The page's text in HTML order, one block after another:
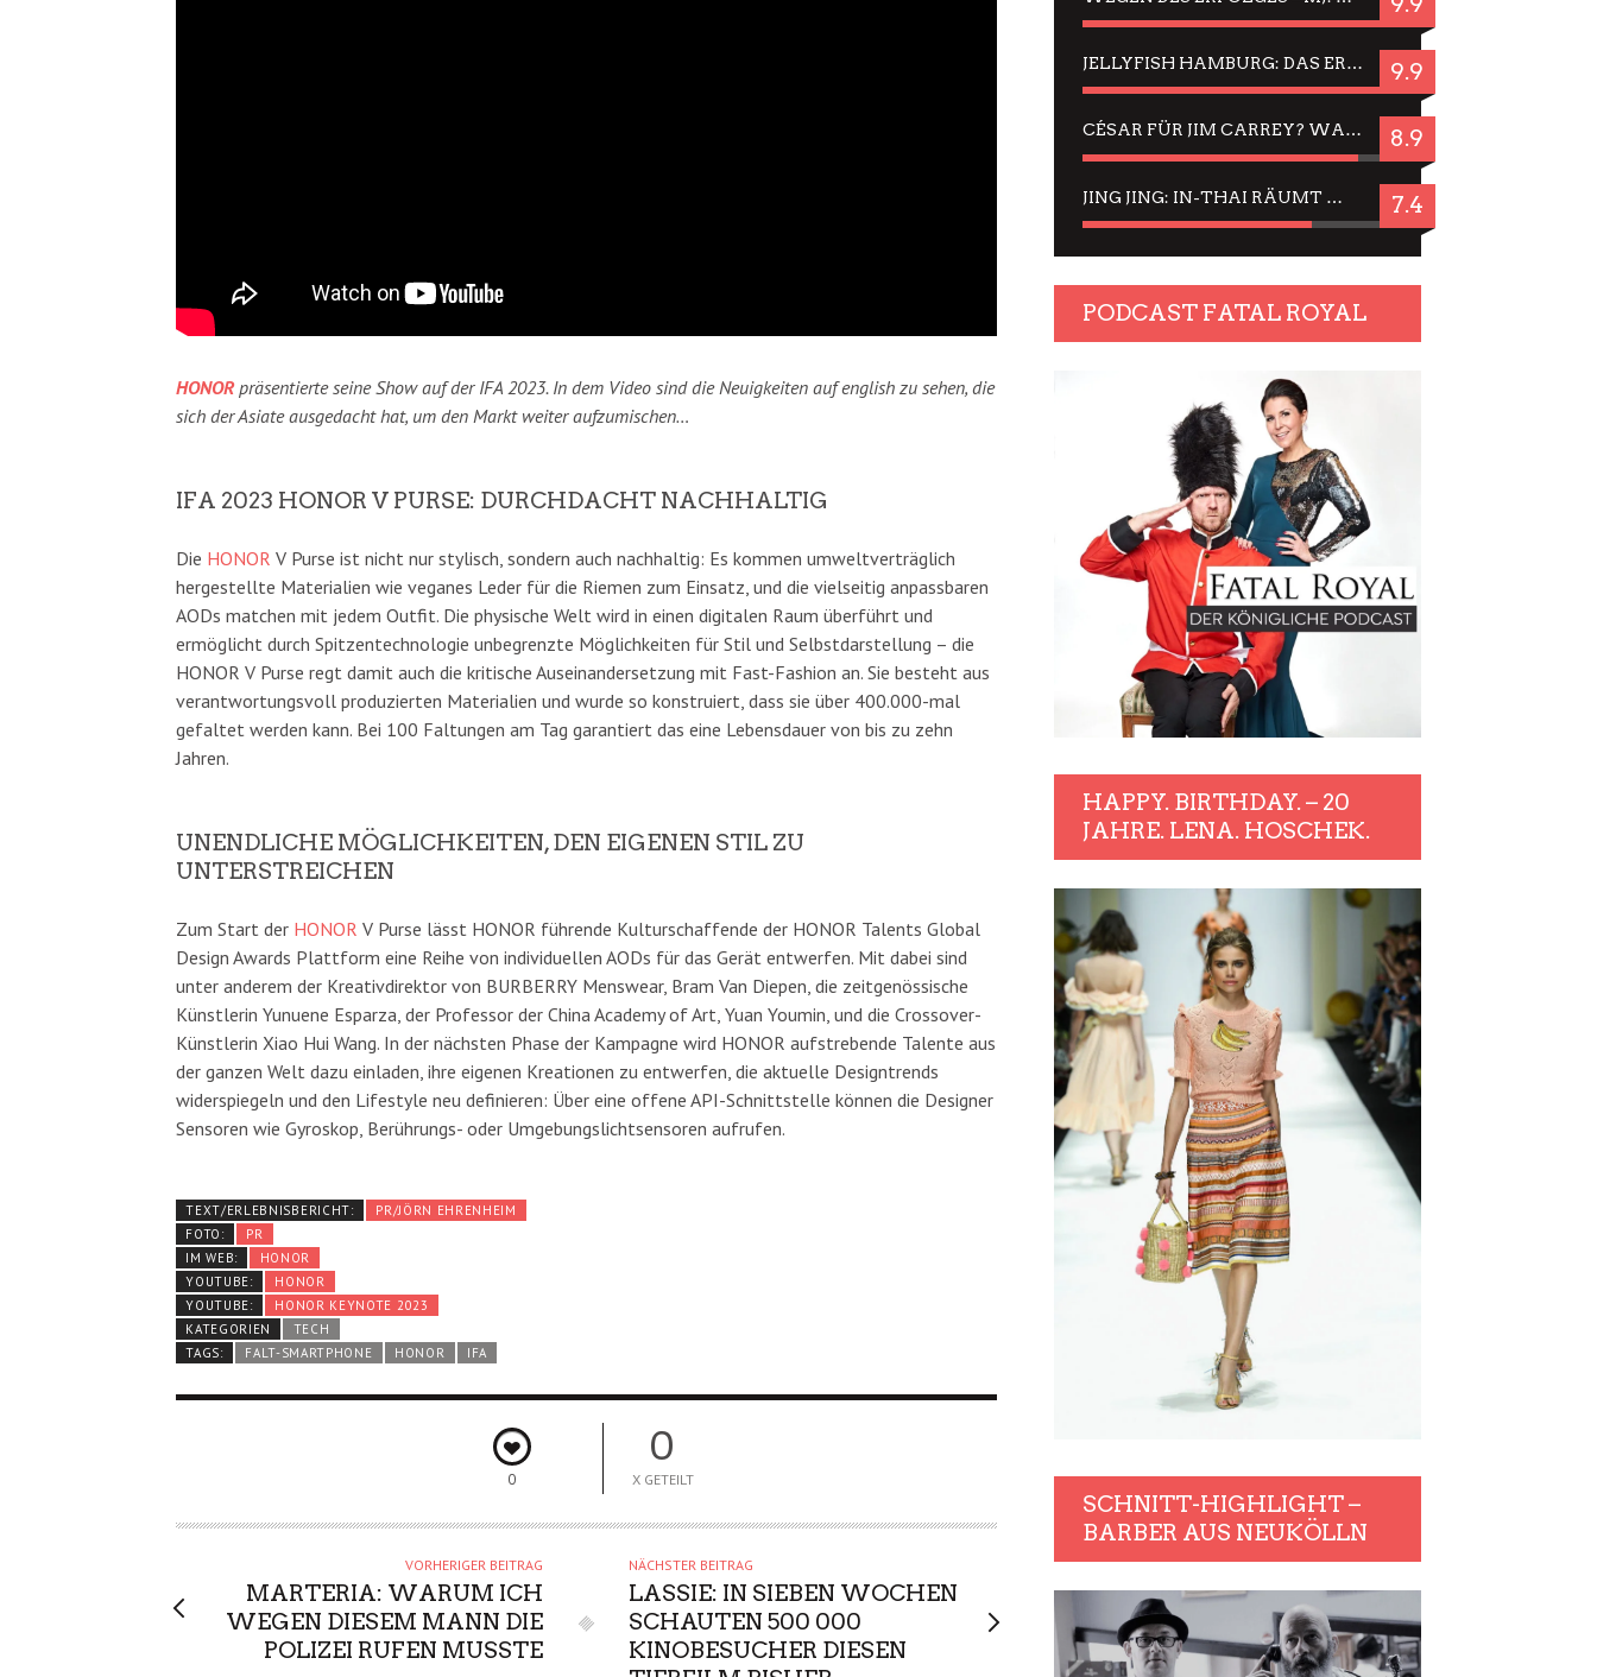
HONORpräsentierte seine Show auf der IFA 2023. In dem Video sind die Neuigkeiten auf english zu sehen, die
sich der Asiate ausgedacht hat, um den Markt weiter aufzumischen…
IFA 2023 HONOR V PURSE: DURCHDACHT NACHHALTIG
Die HONOR V Purse ist nicht nur stylisch, sondern auch nachhaltig: Es kommen umweltverträglich
hergestellte Materialien wie veganes Leder für die Riemen zum Einsatz, und die vielseitig anpassbaren
AODs matchen mit jedem Outfit. Die physische Welt wird in einen digitalen Raum überführt und
ermöglicht durch Spitzentechnologie unbegrenzte Möglichkeiten für Stil und Selbstdarstellung – die
HONOR V Purse regt damit auch die kritische Auseinandersetzung mit Fast-Fashion an. Sie besteht aus
verantwortungsvoll produzierten Materialien und wurde so konstruiert, dass sie über 400.000-mal
gefaltet werden kann. Bei 100 Faltungen am Tag garantiert das eine Lebensdauer von bis zu zehn
Jahren.
UNENDLICHE MÖGLICHKEITEN, DEN EIGENEN STIL ZU
UNTERSTREICHEN
Zum Start der HONOR V Purse lässt HONOR führende Kulturschaffende der HONOR Talents Global
Design Awards Plattform eine Reihe von individuellen AODs für das Gerät entwerfen. Mit dabei sind
unter anderem der Kreativdirektor von BURBERRY Menswear, Bram Van Diepen, die zeitgenössische
Künstlerin Yunuene Esparza, der Professor der China Academy of Art, Yuan Youmin, und die Crossover-
Künstlerin Xiao Hui Wang. In der nächsten Phase der Kampagne wird HONOR aufstrebende Talente aus
der ganzen Welt dazu einladen, ihre eigenen Kreationen zu entwerfen, die aktuelle Designtrends
widerspiegeln und den Lifestyle neu definieren: Über eine offene API-Schnittstelle können die Designer
Sensoren wie Gyroskop, Berührungs- oder Umgebungslichtsensoren aufrufen.
TEXT/ERLEBNISBERICHT:
PR/JÖRN EHRENHEIM
FOTO:
PR
IM WEB:
HONOR
YOUTUBE:
HONOR
YOUTUBE:
HONOR KEYNOTE 2023
KATEGORIEN
TECH
TAGS:
FALT-SMARTPHONE HONOR IFA
0
0
X GETEILT
VORHERIGER BEITRAG
MARTERIA: WARUM ICH
WEGEN DIESEM MANN DIE
POLIZEI RUFEN MUSSTE
NÄCHSTER BEITRAG
LASSIE: IN SIEBEN WOCHEN
SCHAUTEN 500 000
KINOBESUCHER DIESEN
JELLYFISH HAMBURG: DAS ERFOLGREICHE SOMMER-MENÜ 2025 IN GEFÜHLEN UND BILDERN 9.9
CÉSAR FÜR JIM CARREY? WARUM DAS EINER DER NERVIGSTEN ACTORS IST UND BLEIBT 8.9
JING JING: IN-THAI RÄUMT WIEDER TITEL AB – EIN ZWEI-STUNDEN-ERLEBNISBERICHT 7.4
PODCAST FATAL ROYAL
HAPPY. BIRTHDAY. – 20
JAHRE. LENA. HOSCHEK.
SCHNITT-HIGHLIGHT –
BARBER AUS NEUKÖLLN